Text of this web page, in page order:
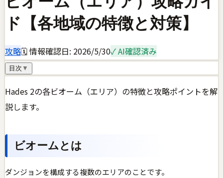
ド【各地域の特徴と対策】
攻略🗓 情報確認日: 2026/5/30✓ AI確認済み
目次 ▼
Hades 2の各ビオーム（エリア）の特徴と攻略ポイントを解
説します。
ビオームとは
ダンジョンを構成する複数のエリアのことです。